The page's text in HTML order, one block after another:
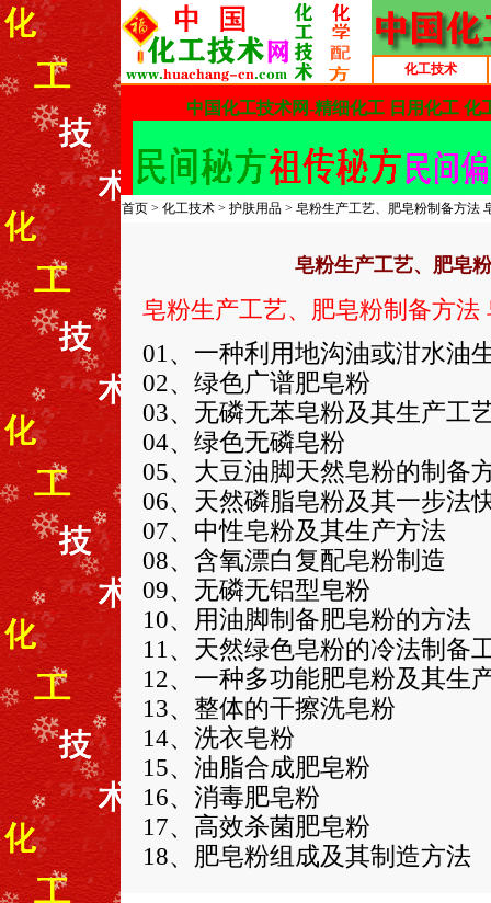
化工技术
首页 > 化工技术 > 护肤用品 > 皂粉生产工艺、肥皂粉制备方法
皂粉生产工艺、肥皂
皂粉生产工艺、肥皂粉制备方法
01、一种利用地沟油或泔水油
02、绿色广谱肥皂粉
03、无磷无苯皂粉及其生产工
04、绿色无磷皂粉
05、大豆油脚天然皂粉的制备
06、天然磷脂皂粉及其一步法
07、中性皂粉及其生产方法
08、含氧漂白复配皂粉制造
09、无磷无铝型皂粉
10、用油脚制备肥皂粉的方法
11、天然绿色皂粉的冷法制备
12、一种多功能肥皂粉及其生
13、整体的干擦洗皂粉
14、洗衣皂粉
15、油脂合成肥皂粉
16、消毒肥皂粉
17、高效杀菌肥皂粉
18、肥皂粉组成及其制造方法